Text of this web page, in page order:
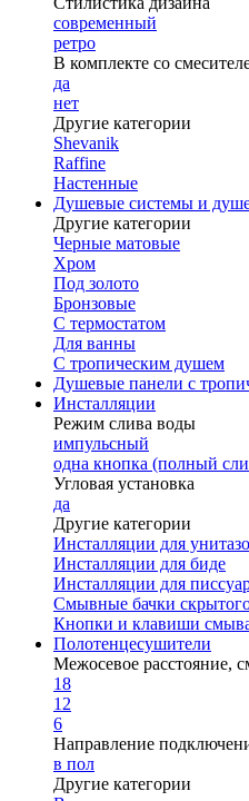
современный
ретро
В комплекте со
да
нет
Другие категории
Shevanik
Raffine
Настенные
Душевые системы и
Другие категории
Черные матовые
Хром
Под золото
Бронзовые
С термостатом
Для ванны
С тропическим душем
Душевые панели с
Инсталляции
Режим слива воды
импульсный
одна кнопка (полный
Угловая установка
да
Другие категории
Инсталляции для
Инсталляции для биде
Инсталляции для
Смывные бачки
Кнопки и клавиши
Полотенцесушители
Межосевое расстояние,
18
12
6
Направление
в пол
Другие категории